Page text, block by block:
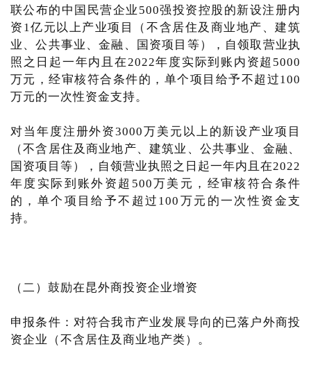
联公布的中国民营企业500强投资控股的新设注册内
资1亿元以上产业项目（不含居住及商业地产、建筑
业、公共事业、金融、国资项目等），自领取营业执
照之日起一年内且在2022年度实际到账内资超5000
万元，经审核符合条件的，单个项目给予不超过100
万元的一次性资金支持。
对当年度注册外资3000万美元以上的新设产业项目
（不含居住及商业地产、建筑业、公共事业、金融、
国资项目等），自领营业执照之日起一年内且在2022
年度实际到账外资超500万美元，经审核符合条件
的，单个项目给予不超过100万元的一次性资金支
持。
（二）鼓励在昆外商投资企业增资
申报条件：对符合我市产业发展导向的已落户外商投
资企业（不含居住及商业地产类）。